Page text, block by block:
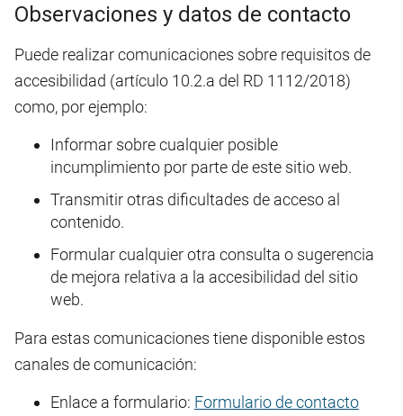
Observaciones y datos de contacto
Puede realizar comunicaciones sobre requisitos de
accesibilidad (artículo 10.2.a del RD 1112/2018)
como, por ejemplo:
Informar sobre cualquier posible
incumplimiento por parte de este sitio web.
Transmitir otras dificultades de acceso al
contenido.
Formular cualquier otra consulta o sugerencia
de mejora relativa a la accesibilidad del sitio
web.
Para estas comunicaciones tiene disponible estos
canales de comunicación:
Enlace a formulario: Formulario de contacto